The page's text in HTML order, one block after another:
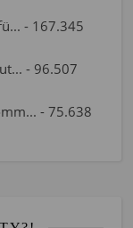
- 167.345
- 96.507
- 75.638